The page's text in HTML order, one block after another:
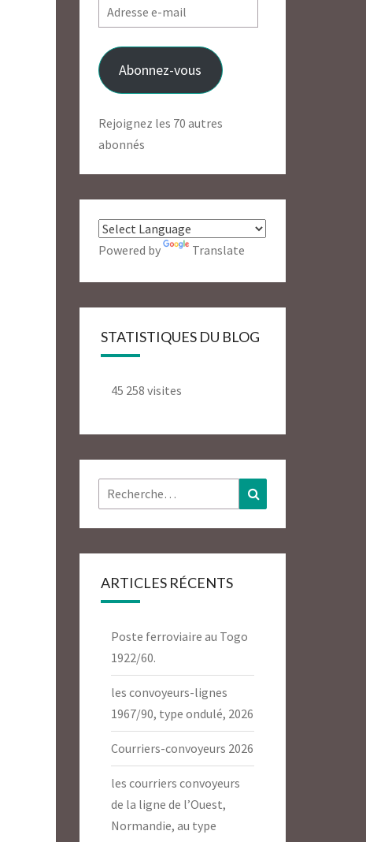
Adresse
e-
mail
Abonnez-vous
Rejoignez les 70 autres
abonnés
Powered by Translate
STATISTIQUES DU BLOG
45 258 visites
Rechercher :
ARTICLES RÉCENTS
Poste ferroviaire au Togo
1922/60.
les convoyeurs-lignes
1967/90, type ondulé, 2026
Courriers-convoyeurs 2026
les courriers convoyeurs
de la ligne de l’Ouest,
Normandie, au type